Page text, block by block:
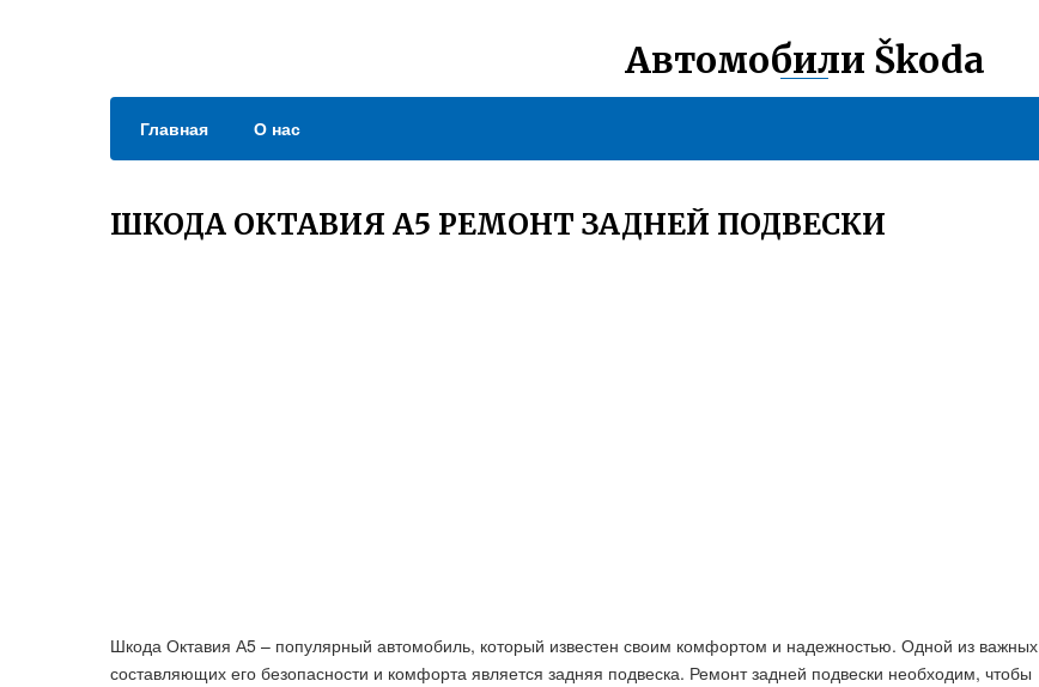
Автомобили Škoda
Главная О нас
ШКОДА ОКТАВИЯ А5 РЕМОНТ ЗАДНЕЙ ПОДВЕСКИ
Шкода Октавия А5 – популярный автомобиль, который известен своим комфортом и надежностью. Одной из важных
составляющих его безопасности и комфорта является задняя подвеска. Ремонт задней подвески необходим, чтобы